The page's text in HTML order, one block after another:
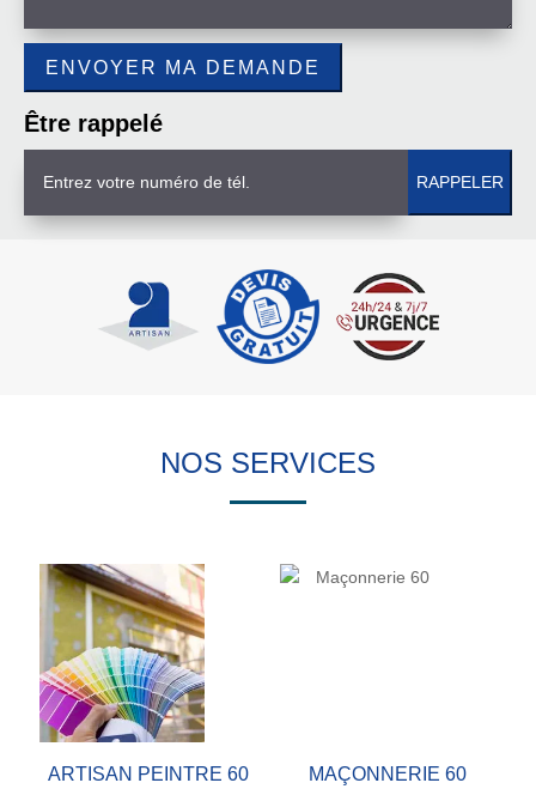
Être rappelé
NOS SERVICES
ARTISAN PEINTRE 60
MAÇONNERIE 60